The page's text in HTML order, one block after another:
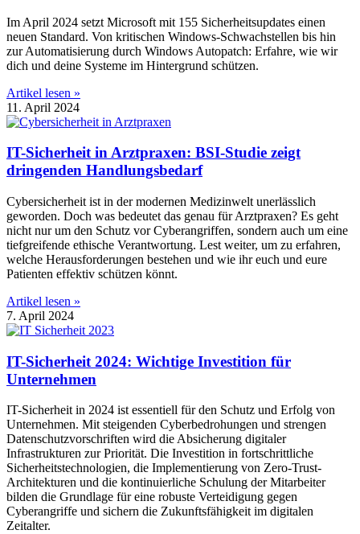
Im April 2024 setzt Microsoft mit 155 Sicherheitsupdates einen
neuen Standard. Von kritischen Windows-Schwachstellen bis hin
zur Automatisierung durch Windows Autopatch: Erfahre, wie wir
dich und deine Systeme im Hintergrund schützen.
Artikel lesen »
11. April 2024
IT-Sicherheit in Arztpraxen: BSI-Studie zeigt
dringenden Handlungsbedarf
Cybersicherheit ist in der modernen Medizinwelt unerlässlich
geworden. Doch was bedeutet das genau für Arztpraxen? Es geht
nicht nur um den Schutz vor Cyberangriffen, sondern auch um eine
tiefgreifende ethische Verantwortung. Lest weiter, um zu erfahren,
welche Herausforderungen bestehen und wie ihr euch und eure
Patienten effektiv schützen könnt.
Artikel lesen »
7. April 2024
IT-Sicherheit 2024: Wichtige Investition für
Unternehmen
IT-Sicherheit in 2024 ist essentiell für den Schutz und Erfolg von
Unternehmen. Mit steigenden Cyberbedrohungen und strengen
Datenschutzvorschriften wird die Absicherung digitaler
Infrastrukturen zur Priorität. Die Investition in fortschrittliche
Sicherheitstechnologien, die Implementierung von Zero-Trust-
Architekturen und die kontinuierliche Schulung der Mitarbeiter
bilden die Grundlage für eine robuste Verteidigung gegen
Cyberangriffe und sichern die Zukunftsfähigkeit im digitalen
Zeitalter.